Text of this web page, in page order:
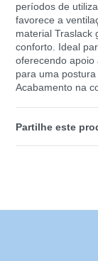
períodos de
favorece a
material Traslack
conforto. Ideal
oferecendo apoio
para uma
Acabamento na
Partilhe este